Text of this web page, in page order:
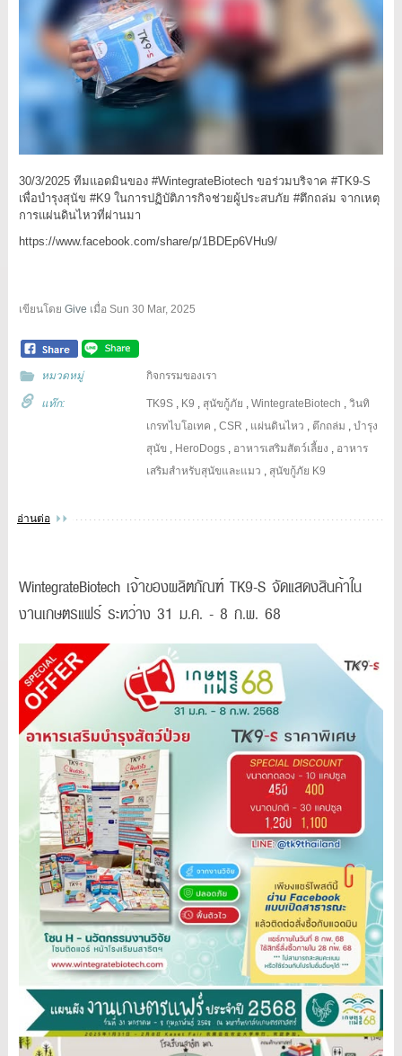
30/3/2025 ทีมแอดมินของ #WintegrateBiotech ขอร่วมบริจาค #TK9-S
เพื่อบำรุงสุนัข #K9 ในการปฏิบัติภารกิจช่วยผู้ประสบภัย #ตึกถล่ม จากเหตุ
การแผ่นดินไหวที่ผ่านมา
https://www.facebook.com/share/p/1BDEp6VHu9/
เขียนโดย Give เมื่อ Sun 30 Mar, 2025
หมวดหมู่ กิจกรรมของเรา
แท๊ก: TK9S , K9 , สุนัขกู้ภัย ,WintegrateBiotech ,วินทิ
เกรทไบโอเทค ,CSR , แผ่นดินไหว , ตึกถล่ม ,บำรุง
สุนัข , HeroDogs , อาหารเสริมสัตว์เลี้ยง , อาหาร
เสริมสำหรับสุนัขและแมว , สุนัขกู้ภัย K9
อ่านต่อ
WintegrateBiotech เจ้าของผลิตภัณฑ์ TK9-S จัดแสดงสินค้าใน
งานเกษตรแฟร์ ระหว่าง 31 ม.ค. - 8 ก.พ. 68